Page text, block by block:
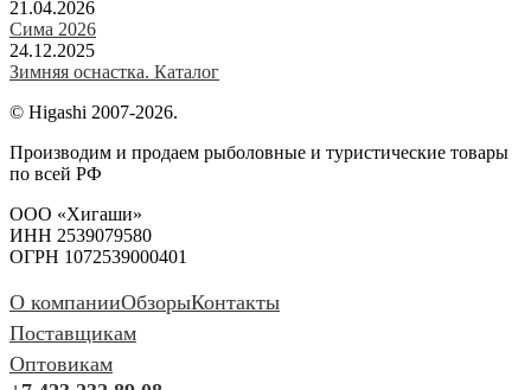
21.04.2026
Сима 2026
24.12.2025
Зимняя оснастка. Каталог
© Higashi 2007-2026.
Производим и продаем рыболовные и туристические товары
по всей РФ
ООО «Хигаши»
ИНН 2539079580
ОГРН 1072539000401
О компанииОбзорыКонтакты
Поставщикам
Оптовикам